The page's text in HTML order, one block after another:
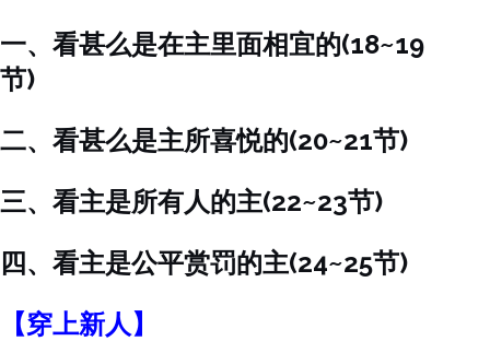
一、看甚么是在主里面相宜的(18~19
节)
二、看甚么是主所喜悦的(20~21节)
三、看主是所有人的主(22~23节)
四、看主是公平赏罚的主(24~25节)
【穿上新人】